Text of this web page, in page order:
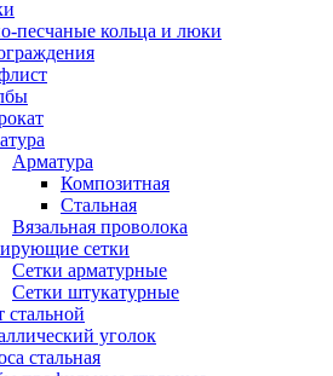
песчаные кольца и люки
Арматура
Композитная
Стальная
Вязальная проволока
сетки
Сетки арматурные
Сетки штукатурные
стальной
уголок
стальная